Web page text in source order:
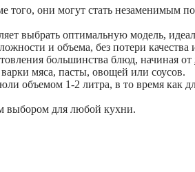
того, они могут стать незаменимым
выбрать оптимальную модель,
и объема, без потери качества
большинства блюд, начиная от
мяса, пасты, овощей или соусов.
объемом 1-2 литра, в то время как
выбором для любой кухни.